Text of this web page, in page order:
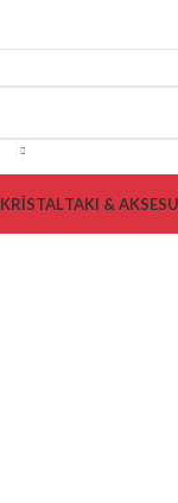
KRİSTALTAKI &